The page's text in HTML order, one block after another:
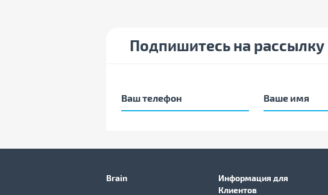
Подпишитесь на рассылку
Brain
Информация для
Клиентов